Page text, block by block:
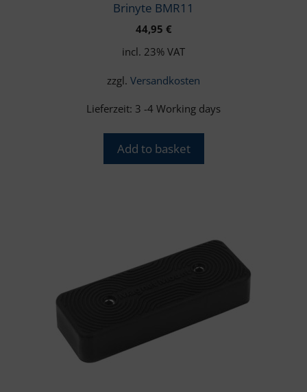
Brinyte BMR11
44,95 €
incl. 23% VAT
zzgl. Versandkosten
Lieferzeit: 3 -4 Working days
Add to basket